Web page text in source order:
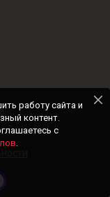
работу сайта и
контент.
с
.